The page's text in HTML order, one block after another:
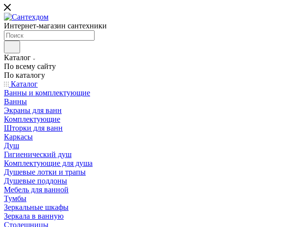
Интернет-магазин сантехники
Каталог
По всему сайту
По каталогу
Каталог
Ванны и комплектующие
Ванны
Экраны для ванн
Комплектующие
Шторки для ванн
Каркасы
Душ
Гигиенический душ
Комплектующие для душа
Душевые лотки и трапы
Душевые поддоны
Мебель для ванной
Тумбы
Зеркальные шкафы
Зеркала в ванную
Столешницы